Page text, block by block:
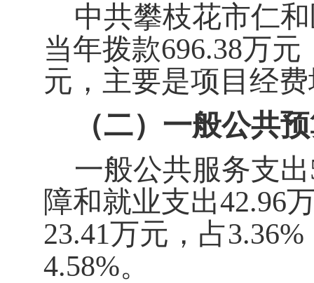
中共攀枝花市仁
当年拨款696.38万元
元，主要是项目经
（二）一般公共
一般公共服务支出
障和就业支出42.96
23.41万元，占3.36%
4.58%。